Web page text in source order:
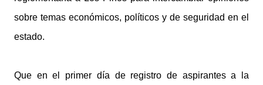
sobre temas económicos, políticos y de seguridad en el
estado.
Que en el primer día de registro de aspirantes a la